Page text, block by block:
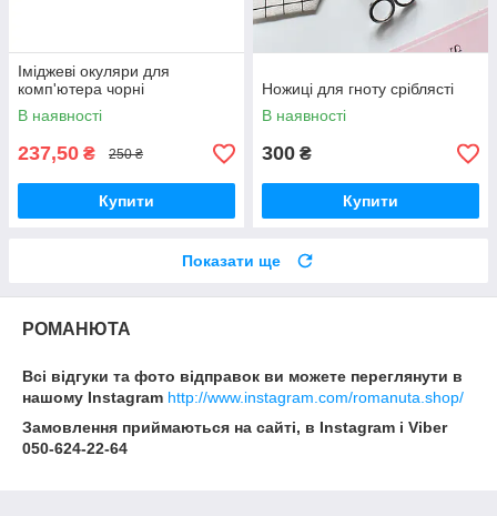
Іміджеві окуляри для
комп'ютера чорні
В наявності
237,50 ₴ 250 ₴
Купити
Ножиці для гноту сріблясті
В наявності
300 ₴
Купити
Показати ще
РОМАНЮТА
Всі відгуки та фото відправок ви можете переглянути в
нашому Instagram http://www.instagram.com/romanuta.shop/
Замовлення приймаються на сайті, в Instagram і Viber
050-624-22-64